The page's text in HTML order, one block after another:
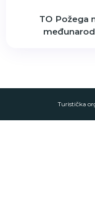
TO Požega
Turistička